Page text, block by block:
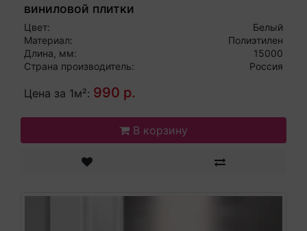
виниловой плитки
Цвет:
Белый
Материал:
Полиэтилен
Длина, мм:
15000
Страна производитель:
Россия
Цена за 1м²: 990 р.
В корзину